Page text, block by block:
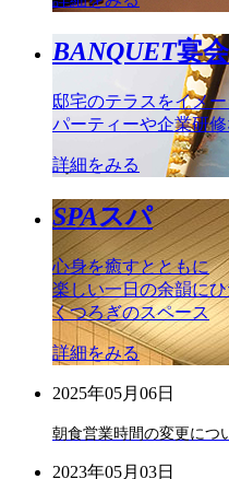
BANQUET宴
邸宅のテラスをイメ
パーティーや企業研
詳細をみる
SPAスパ
心身を癒すとともに
楽しい一日の余韻に
くつろぎのスペース
詳細をみる
2025年05月06日
朝食営業時間の変更につ
2023年05月03日